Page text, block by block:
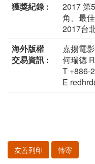
獲獎紀錄 :
2017 第
角、最
2017台
海外版權
交易資訊 :
嘉揚電
何瑞德
T +886-
E
友善列印 轉寄